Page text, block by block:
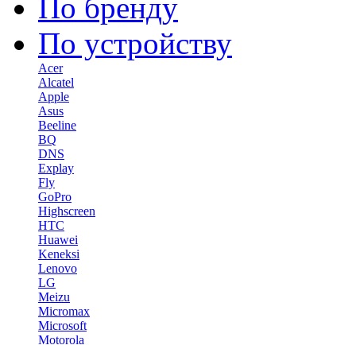
По бренду
По устройству
Acer
Alcatel
Apple
Asus
Beeline
BQ
DNS
Explay
Fly
GoPro
Highscreen
HTC
Huawei
Keneksi
Lenovo
LG
Meizu
Micromax
Microsoft
Motorola